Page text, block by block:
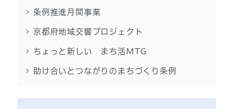
条例推進月間事業
京都府地域交響プロジェクト
ちょっと新しい まち活MTG
助け合いとつながりのまちづくり条例